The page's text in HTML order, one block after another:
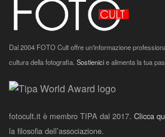
Dal 2004 FOTO Cult offre un'informazione
cultura della fotografia. Sostienicie alimenta la tua
fotocult.it è membro TIPA dal 2017. Clicca
la filosofia dell’associazione.